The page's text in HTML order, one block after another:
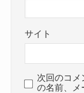
サイト
次回のコメ
の名前、メ